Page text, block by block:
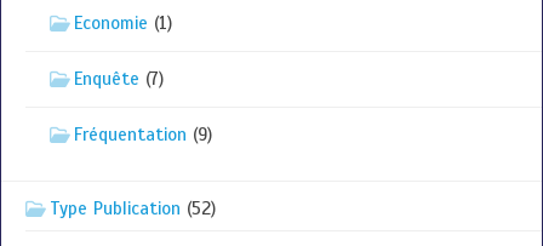
Economie (1)
Enquête (7)
Fréquentation (9)
Type Publication (52)